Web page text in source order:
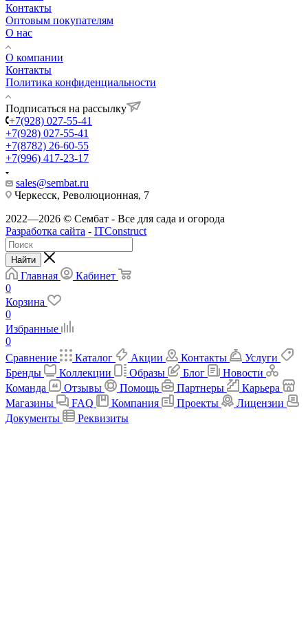
Контакты
Оптовым покупателям
О нас
О компании
Контакты
Политика конфиденциальности
Подписаться на рассылку
+7(928) 027-55-41
+7(928) 027-55-41
+7(8782) 26-60-55
+7(996) 417-23-17
sales@sembat.ru
Черкесск, Революционная, 7
2022—2026 © Сембат - Все для сада и огорода
Разработка сайта - ITConstruct
Найти
Главная
Кабинет
0
Корзина
0
Избранные
0
Сравнение
Каталог Акции Контакты
Услуги
Бренды
Коллекции Образы Блог
Новости
Команда
Отзывы Помощь Партнеры
Карьера
Магазины
FAQ Компания Проекты
Лицензии
Документы
Реквизиты